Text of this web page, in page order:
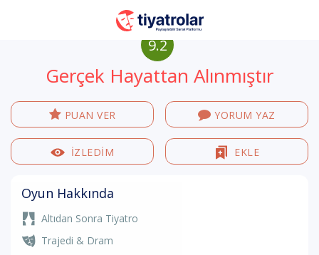
9.2
Gerçek Hayattan Alınmıştır
PUAN VER YORUM YAZ
İZLEDİM EKLE
Oyun Hakkında
Altıdan Sonra Tiyatro
Trajedi & Dram